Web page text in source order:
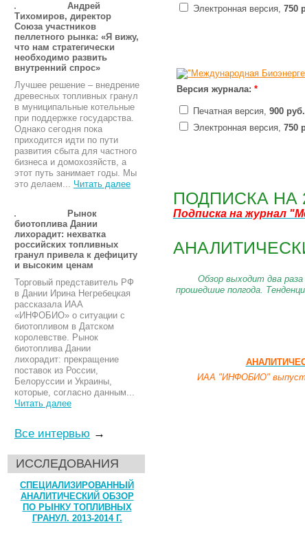
Андрей
Тихомиров, директор
Союза участников
пеллетного рынка: «Я вижу,
что нам стратегически
необходимо развить
внутренний спрос»
Лучшее решение – внедрение
древесных топливных гранул
в муниципальные котельные
при поддержке государства.
Однако сегодня пока
приходится идти по пути
развития сбыта для частного
бизнеса и домохозяйств, а
этот путь занимает годы. Мы
это делаем... Читать далее
Рынок
биотоплива Дании
лихорадит: нехватка
российских топливных
гранул привела к дефициту
и высоким ценам
Торговый представитель РФ
в Дании Ирина Негребецкая
рассказала ИАА
«ИНФОБИО» о ситуации с
биотопливом в Датском
королевстве. Рынок
биотоплива Дании
лихорадит: прекращение
поставок из России,
Белоруссии и Украины,
которые, согласно данным...
Читать далее
Все интервью →
ИССЛЕДОВАНИЯ
СПЕЦИАЛИЗИРОВАННЫЙ
АНАЛИТИЧЕСКИЙ ОБЗОР
ПО РЫНКУ ТОПЛИВНЫХ
ГРАНУЛ. 2013-2014 Г.
Электронная версия, 750
Версия журнала: *
Печатная версия, 900 руб.
Электронная версия, 750
ПОДПИСКА НА
Подписка на журнал
Обзор выходит два
прошедшие полгода.
ИАА "ИНФОБИО"